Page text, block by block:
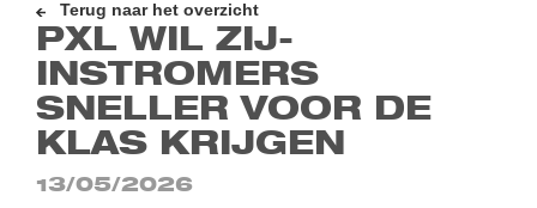
Terug naar het overzicht
PXL WIL ZIJ-
INSTROMERS
SNELLER VOOR DE
KLAS KRIJGEN
13/05/2026